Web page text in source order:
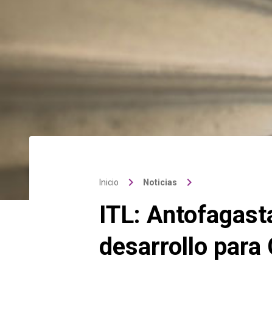
Inicio keyboard_arrow_right Noticias keyboard_arrow_right
ITL:
desarrollo para